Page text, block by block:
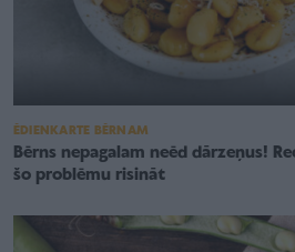
ĒDIENKARTE BĒRNAM
Bērns nepagalam neēd dārzeņus!
šo problēmu risināt